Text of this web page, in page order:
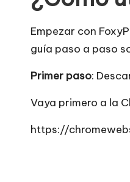
Empezar con
guía paso a paso
Primer paso:
Vaya primero a la
https://